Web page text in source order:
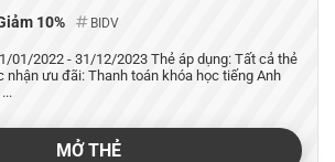
10% BIDV
01/2022 - 31/12/2023 Thẻ áp dụng: Tất cả thẻ
nhận ưu đãi: Thanh toán khóa học tiếng Anh
MỞ THẺ